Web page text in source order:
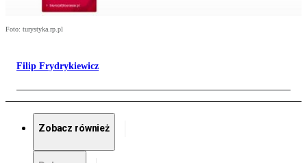
Foto: turystyka.rp.pl
Filip Frydrykiewicz
Zobacz również